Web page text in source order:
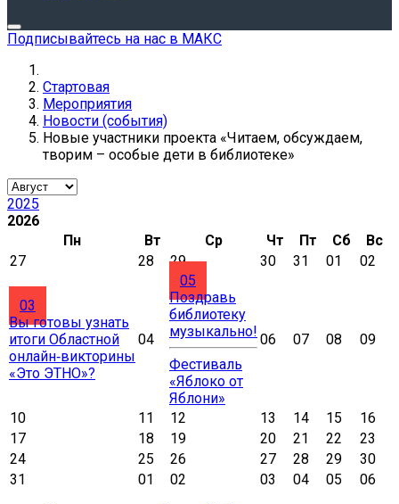
Подписывайтесь на нас в МАКС
Стартовая
Мероприятия
Новости (события)
Новые участники проекта «Читаем, обсуждаем,
творим – особые дети в библиотеке»
2025
2026
Пн
Вт Ср Чт Пт Сб
Вс
27
28 29 30 31 01 02
03
Вы готовы узнать
итоги Областной
онлайн‑викторины
«Это ЭТНО»?
04
05
Поздравь
библиотеку
музыкально!
Фестиваль
«Яблоко от
Яблони»
06 07 08 09
10 11 12 13 14 15
16
17
18 19 20 21 22
23
24
25 26 27 28 29
30
31
01 02 03 04 05
06